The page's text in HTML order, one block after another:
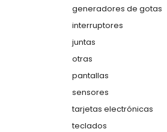
generadores de gotas
interruptores
juntas
otras
pantallas
sensores
tarjetas electrónicas
teclados